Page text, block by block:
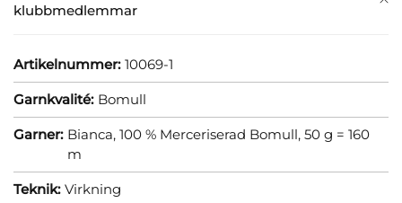
klubbmedlemmar
Artikelnummer: 10069-1
Garnkvalité: Bomull
Garner: Bianca, 100 % Merceriserad Bomull, 50 g = 160
m
Teknik: Virkning